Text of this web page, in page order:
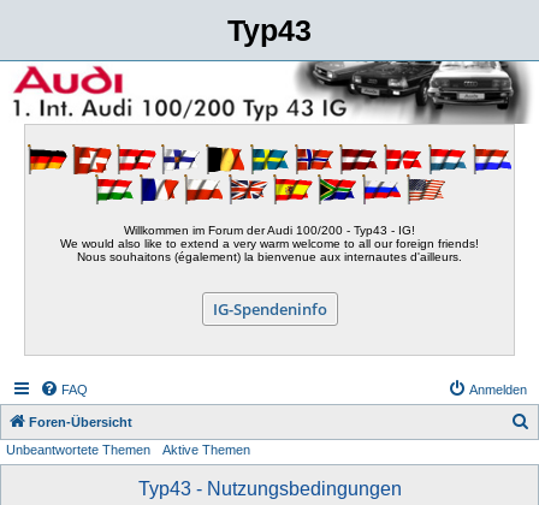
Typ43
Willkommen im Forum der Audi 100/200 - Typ43 - IG!
We would also like to extend a very warm welcome to all our foreign friends!
Nous souhaitons (également) la bienvenue aux internautes d'ailleurs.
IG-Spendeninfo
FAQ Anmelden
Foren-Übersicht
Unbeantwortete Themen Aktive Themen
Typ43 - Nutzungsbedingungen